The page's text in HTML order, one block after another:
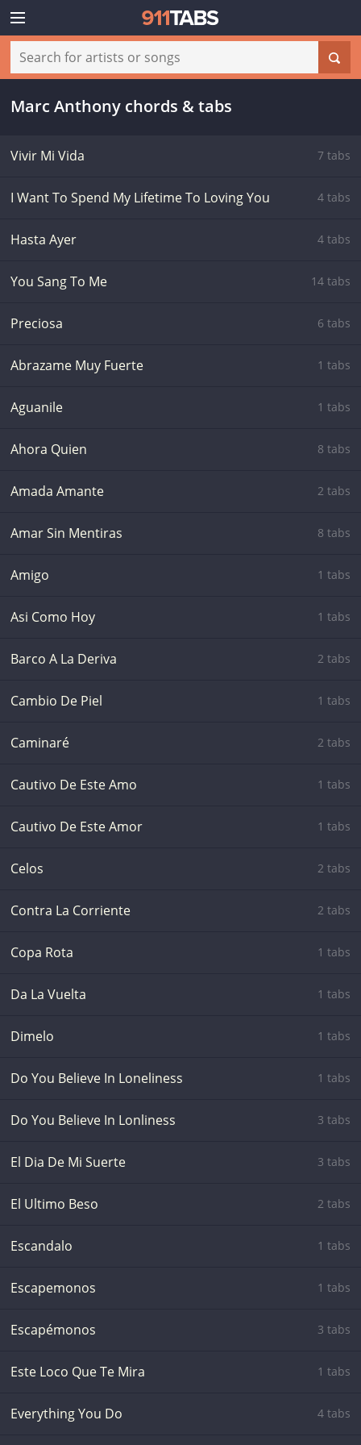
Marc Anthony chords & tabs
Vivir Mi Vida 7 tabs
I Want To Spend My Lifetime To Loving You 4 tabs
Hasta Ayer 4 tabs
You Sang To Me 14 tabs
Preciosa 6 tabs
Abrazame Muy Fuerte 1 tabs
Aguanile 1 tabs
Ahora Quien 8 tabs
Amada Amante 2 tabs
Amar Sin Mentiras 8 tabs
Amigo 1 tabs
Asi Como Hoy 1 tabs
Barco A La Deriva 2 tabs
Cambio De Piel 1 tabs
Caminaré 2 tabs
Cautivo De Este Amo 1 tabs
Cautivo De Este Amor 1 tabs
Celos 2 tabs
Contra La Corriente 2 tabs
Copa Rota 1 tabs
Da La Vuelta 1 tabs
Dimelo 1 tabs
Do You Believe In Loneliness 1 tabs
Do You Believe In Lonliness 3 tabs
El Dia De Mi Suerte 3 tabs
El Ultimo Beso 2 tabs
Escandalo 1 tabs
Escapemonos 1 tabs
Escapémonos 3 tabs
Este Loco Que Te Mira 1 tabs
Everything You Do 4 tabs